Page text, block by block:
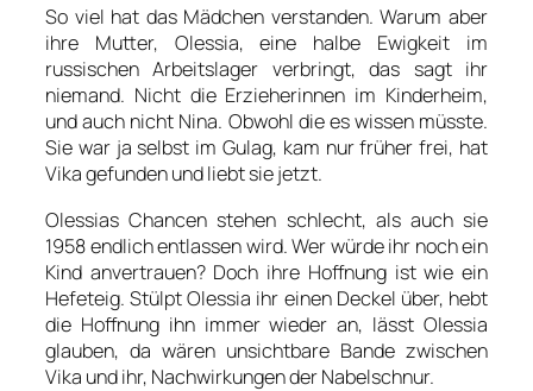
So viel hat das Mädchen verstanden. Warum aber
ihre Mutter, Olessia, eine halbe Ewigkeit im
russischen Arbeitslager verbringt, das sagt ihr
niemand. Nicht die Erzieherinnen im Kinderheim,
und auch nicht Nina. Obwohl die es wissen müsste.
Sie war ja selbst im Gulag, kam nur früher frei, hat
Vika gefunden und liebt sie jetzt.
Olessias Chancen stehen schlecht, als auch sie
1958 endlich entlassen wird. Wer würde ihr noch ein
Kind anvertrauen? Doch ihre Hoffnung ist wie ein
Hefeteig. Stülpt Olessia ihr einen Deckel über, hebt
die Hoffnung ihn immer wieder an, lässt Olessia
glauben, da wären unsichtbare Bande zwischen
Vika und ihr, Nachwirkungen der Nabelschnur.